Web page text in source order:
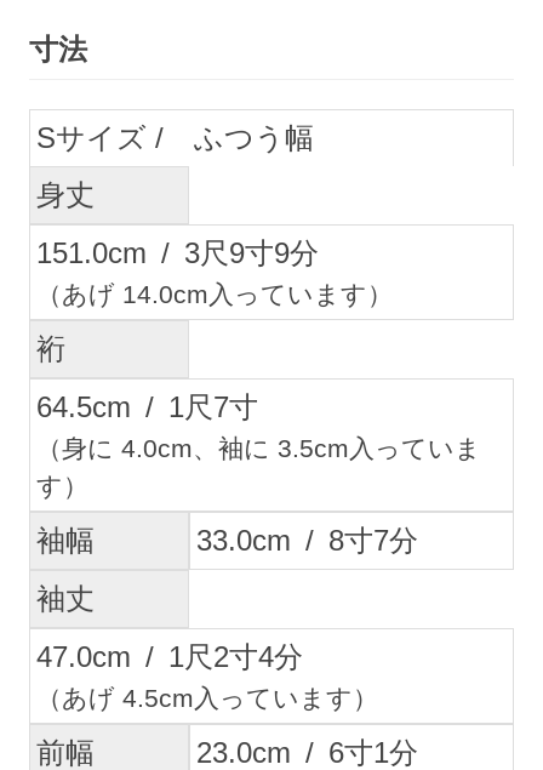
寸法
S
ふつう幅
身丈
151.0cm / 3尺9寸9分
（あげ 14.0cm入っています）
裄
64.5cm / 1尺7寸
（身に 4.0cm、袖に 3.5cm入っていま
す）
袖幅 33.0cm / 8寸7分
袖丈
47.0cm / 1尺2寸4分
（あげ 4.5cm入っています）
前幅 23.0cm / 6寸1分